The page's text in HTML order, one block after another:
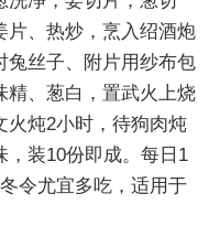
片、热炒，烹入绍酒炮
兔丝子、附片用纱布包
精、葱白，置武火上烧
火炖2小时，待狗肉炖
，装10份即成。每日1
令尤宜多吃，适用于